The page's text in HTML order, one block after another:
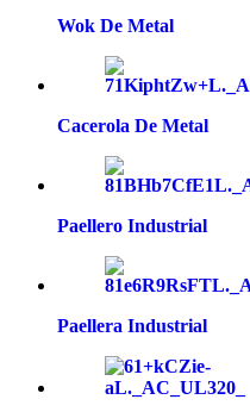
Wok De Metal
Cacerola De Metal
Paellero Industrial
Paellera Industrial